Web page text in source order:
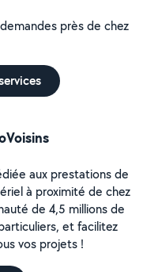
près de chez
aux prestations de
à proximité de chez
de 4,5 millions de
et facilitez
vos projets !